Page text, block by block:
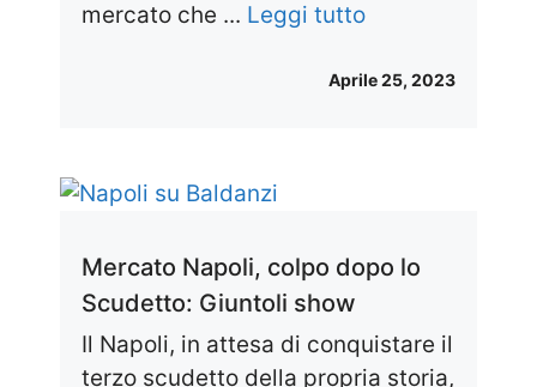
mercato che ... Leggi tutto
Aprile 25, 2023
Mercato Napoli, colpo dopo lo
Scudetto: Giuntoli show
Il Napoli, in attesa di conquistare il
terzo scudetto della propria storia,